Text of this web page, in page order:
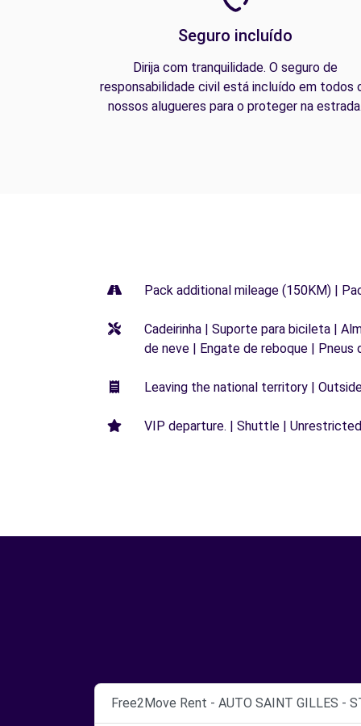
Seguro incluído
Dirija com tranquilidade. O seguro de
responsabilidade civil está incluído em todos
nossos alugueres para o proteger na
Pack additional mileage (150KM) |
Cadeirinha | Suporte para bicileta |
de neve | Engate de reboque | Pneus
Leaving the national territory |
VIP departure. | Shuttle |
Free2Move Rent - AUTO SAINT GILLES -